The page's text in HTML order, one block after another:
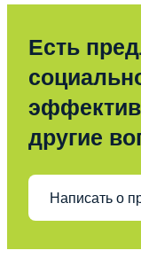
Есть
другие
Написать о